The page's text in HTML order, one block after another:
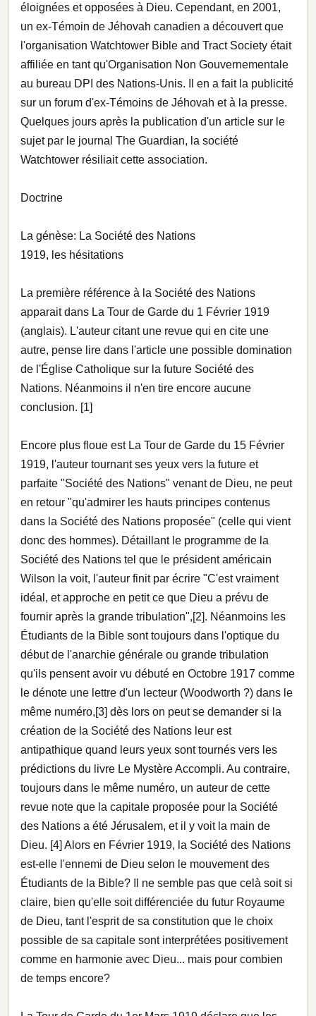
éloignées et opposées à Dieu. Cependant, en 2001,
un ex-Témoin de Jéhovah canadien a découvert que
l'organisation Watchtower Bible and Tract Society était
affiliée en tant qu'Organisation Non Gouvernementale
au bureau DPI des Nations-Unis. Il en a fait la publicité
sur un forum d'ex-Témoins de Jéhovah et à la presse.
Quelques jours après la publication d'un article sur le
sujet par le journal The Guardian, la société
Watchtower résiliait cette association.
Doctrine
La génèse: La Société des Nations
1919, les hésitations
La première référence à la Société des Nations
apparait dans La Tour de Garde du 1 Février 1919
(anglais). L'auteur citant une revue qui en cite une
autre, pense lire dans l'article une possible domination
de l'Église Catholique sur la future Société des
Nations. Néanmoins il n'en tire encore aucune
conclusion. [1]
Encore plus floue est La Tour de Garde du 15 Février
1919, l'auteur tournant ses yeux vers la future et
parfaite "Société des Nations" venant de Dieu, ne peut
en retour "qu'admirer les hauts principes contenus
dans la Société des Nations proposée" (celle qui vient
donc des hommes). Détaillant le programme de la
Société des Nations tel que le président américain
Wilson la voit, l'auteur finit par écrire "C'est vraiment
idéal, et approche en petit ce que Dieu a prévu de
fournir après la grande tribulation",[2]. Néanmoins les
Étudiants de la Bible sont toujours dans l'optique du
début de l'anarchie générale ou grande tribulation
qu'ils pensent avoir vu débuté en Octobre 1917 comme
le dénote une lettre d'un lecteur (Woodworth ?) dans le
même numéro,[3] dès lors on peut se demander si la
création de la Société des Nations leur est
antipathique quand leurs yeux sont tournés vers les
prédictions du livre Le Mystère Accompli. Au contraire,
toujours dans le même numéro, un auteur de cette
revue note que la capitale proposée pour la Société
des Nations a été Jérusalem, et il y voit la main de
Dieu. [4] Alors en Février 1919, la Société des Nations
est-elle l'ennemi de Dieu selon le mouvement des
Étudiants de la Bible? Il ne semble pas que celà soit si
claire, bien qu'elle soit différenciée du futur Royaume
de Dieu, tant l'esprit de sa constitution que le choix
possible de sa capitale sont interprétées positivement
comme en harmonie avec Dieu... mais pour combien
de temps encore?